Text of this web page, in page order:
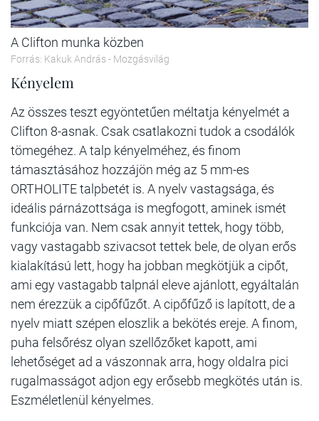
A Clifton munka közben
Forrás: Kakuk András - Mozgásvilág
Kényelem
Az összes teszt egyöntetűen méltatja kényelmét a
Clifton 8-asnak. Csak csatlakozni tudok a csodálók
tömegéhez. A talp kényelméhez, és finom
támasztásához hozzájön még az 5 mm-es
ORTHOLITE talpbetét is. A nyelv vastagsága, és
ideális párnázottsága is megfogott, aminek ismét
funkciója van. Nem csak annyit tettek, hogy több,
vagy vastagabb szivacsot tettek bele, de olyan erős
kialakítású lett, hogy ha jobban megkötjük a cipőt,
ami egy vastagabb talpnál eleve ajánlott, egyáltalán
nem érezzük a cipőfűzőt. A cipőfűző is lapított, de a
nyelv miatt szépen eloszlik a bekötés ereje. A finom,
puha felsőrész olyan szellőzőket kapott, ami
lehetőséget ad a vászonnak arra, hogy oldalra pici
rugalmasságot adjon egy erősebb megkötés után is.
Eszméletlenül kényelmes.